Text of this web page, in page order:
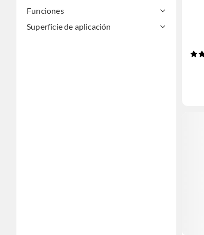
Funciones
Superficie de aplicación